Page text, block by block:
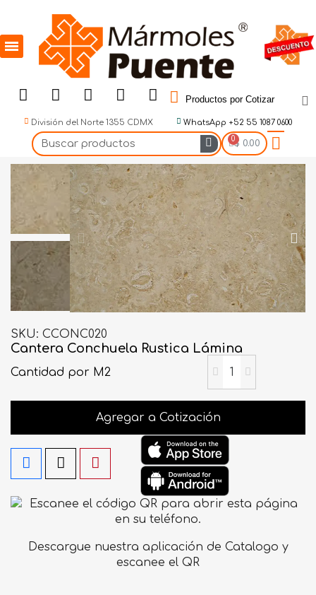
Productos por Cotizar
División del Norte 1355 CDMX WhatsApp +52 55 1087 0600
$ 0.00
SKU CCONC020
Cantera Conchuela Rustica Lámina
Cantidad por M2
Agregar a Cotización
Descargue nuestra aplicación de Catalogo y
escanee el QR